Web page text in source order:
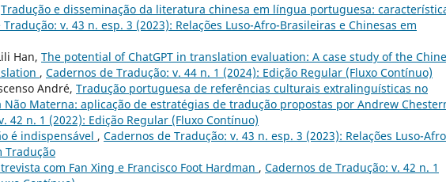
Tradução e disseminação da literatura chinesa em língua portuguesa:
v. 43 n. esp. 3 (2023): Relações Luso-Afro-Brasileiras e Chinesas em
Han, The potential of ChatGPT in translation evaluation: A case study of the
, Cadernos de Tradução: v. 44 n. 1 (2024): Edição Regular (Fluxo Contínuo)
André, Tradução portuguesa de referências culturais extralinguísticas no
Materna: aplicação de estratégias de tradução propostas por Andrew
42 n. 1 (2022): Edição Regular (Fluxo Contínuo)
é indispensável , Cadernos de Tradução: v. 43 n. esp. 3 (2023): Relações Luso-
Tradução
com Fan Xing e Francisco Foot Hardman , Cadernos de Tradução: v. 42 n. 1